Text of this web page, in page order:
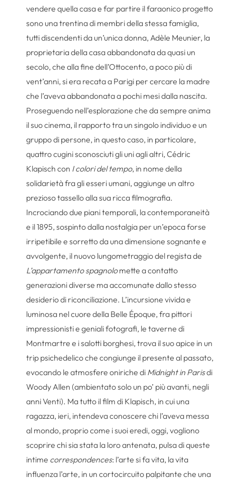
vendere quella casa e far partire il faraonico progetto
sono una trentina di membri della stessa famiglia,
tutti discendenti da un’unica donna, Adèle Meunier, la
proprietaria della casa abbandonata da quasi un
secolo, che alla fine dell’Ottocento, a poco più di
vent’anni, si era recata a Parigi per cercare la madre
che l’aveva abbandonata a pochi mesi dalla nascita.
Proseguendo nell’esplorazione che da sempre anima
il suo cinema, il rapporto tra un singolo individuo e un
gruppo di persone, in questo caso, in particolare,
quattro cugini sconosciuti gli uni agli altri, Cédric
Klapisch con I colori del tempo, in nome della
solidarietà fra gli esseri umani, aggiunge un altro
prezioso tassello alla sua ricca filmografia.
Incrociando due piani temporali, la contemporaneità
e il 1895, sospinto dalla nostalgia per un’epoca forse
irripetibile e sorretto da una dimensione sognante e
avvolgente, il nuovo lungometraggio del regista de
L’appartamento spagnolomette a contatto
generazioni diverse ma accomunate dallo stesso
desiderio di riconciliazione. L’incursione vivida e
luminosa nel cuore della Belle Époque, fra pittori
impressionisti e geniali fotografi, le taverne di
Montmartre e i salotti borghesi, trova il suo apice in un
trip psichedelico che congiunge il presente al passato,
evocando le atmosfere oniriche di Midnight in Parisdi
Woody Allen (ambientato solo un po’ più avanti, negli
anni Venti). Ma tutto il film di Klapisch, in cui una
ragazza, ieri, intendeva conoscere chi l’aveva messa
al mondo, proprio come i suoi eredi, oggi, vogliono
scoprire chi sia stata la loro antenata, pulsa di queste
intime correspondences: l’arte si fa vita, la vita
influenza l’arte, in un cortocircuito palpitante che una